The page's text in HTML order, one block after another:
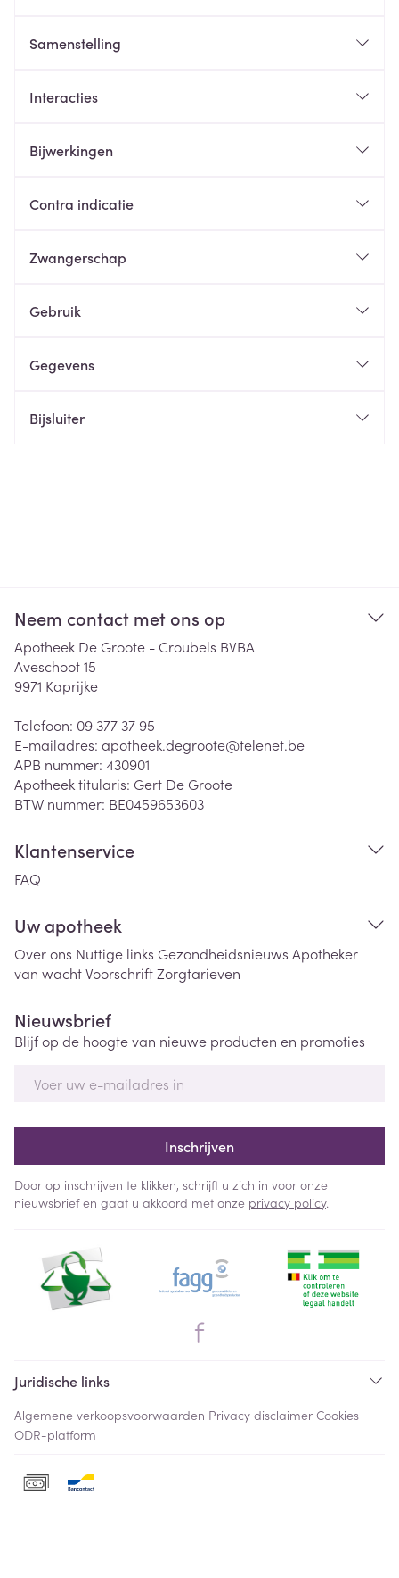
Samenstelling
Interacties
Bijwerkingen
Contra indicatie
Zwangerschap
Gebruik
Gegevens
Bijsluiter
Neem contact met ons op
Apotheek De Groote - Croubels BVBA
Aveschoot 15
9971 Kaprijke
Telefoon: 09 377 37 95
E-mailadres: apotheek.degroote@telenet.be
APB nummer: 430901
Apotheek titularis: Gert De Groote
BTW nummer: BE0459653603
Klantenservice
FAQ
Uw apotheek
Over ons Nuttige links Gezondheidsnieuws Apotheker
van wachtVoorschriftZorgtarieven
Nieuwsbrief
Blijf op de hoogte van nieuwe producten en promoties
Inschrijven
Door op inschrijven te klikken, schrijft u zich in voor onze
nieuwsbrief en gaat u akkoord met onze privacy policy.
Juridische links
Algemene verkoopsvoorwaarden Privacy disclaimer Cookies
ODR-platform